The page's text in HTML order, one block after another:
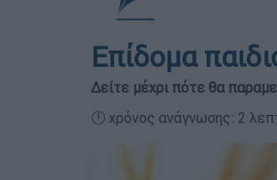
Επίδομα
Δείτε μέχρι πότε θα
🕛 χρόνος ανάγνωσης: 2